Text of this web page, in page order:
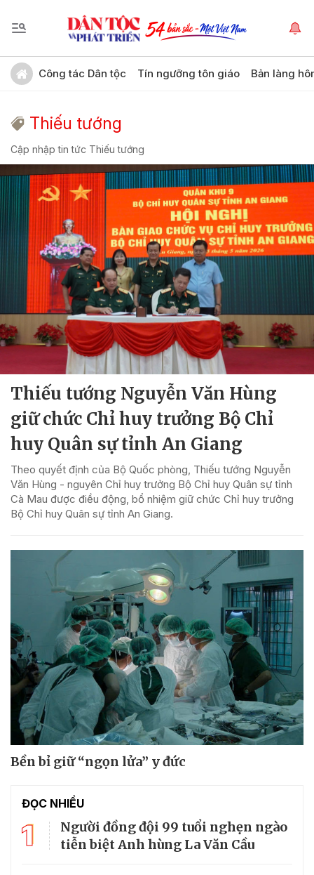
Công tác Dân tộc Tín ngưỡng tôn giáo Bản làng
Thiếu tướng
Cập nhập tin tức Thiếu tướng
Thiếu tướng Nguyễn Văn Hùng
giữ chức Chỉ huy trưởng Bộ Chỉ
huy Quân sự tỉnh An Giang
Theo quyết định của Bộ Quốc phòng, Thiếu tướng Nguyễn
Văn Hùng - nguyên Chỉ huy trưởng Bộ Chỉ huy Quân sự tỉnh
Cà Mau được điều động, bổ nhiệm giữ chức Chỉ huy trưởng
Bộ Chỉ huy Quân sự tỉnh An Giang.
Bền bỉ giữ “ngọn lửa” y đức
ĐỌC NHIỀU
1
Người đồng đội 99 tuổi nghẹn ngào
tiễn biệt Anh hùng La Văn Cầu